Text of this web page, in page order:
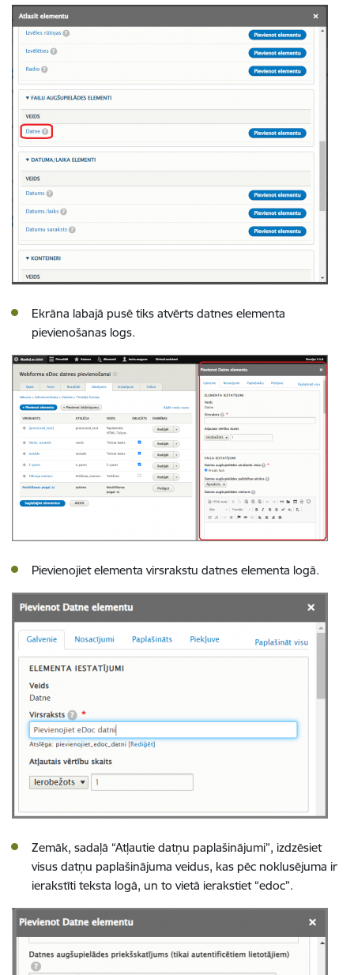
Ekrāna labajā pusē tiks atvērts datnes elementa
pievienošanas logs.
Pievienojiet elementa virsrakstu datnes elementa logā.
Zemāk, sadaļā “Atļautie datņu paplašinājumi”, izdzēsiet
visus datņu paplašinājuma veidus, kas pēc noklusējuma ir
ierakstīti teksta logā, un to vietā ierakstiet “edoc”.